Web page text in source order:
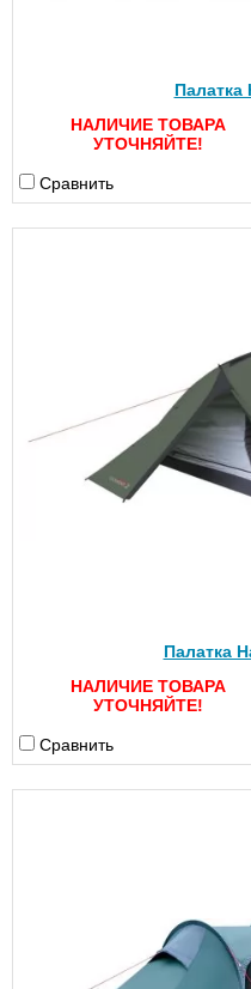
Палатка
НАЛИЧИЕ ТОВАРА
УТОЧНЯЙТЕ!
Сравнить
Палатка
НАЛИЧИЕ ТОВАРА
УТОЧНЯЙТЕ!
Сравнить